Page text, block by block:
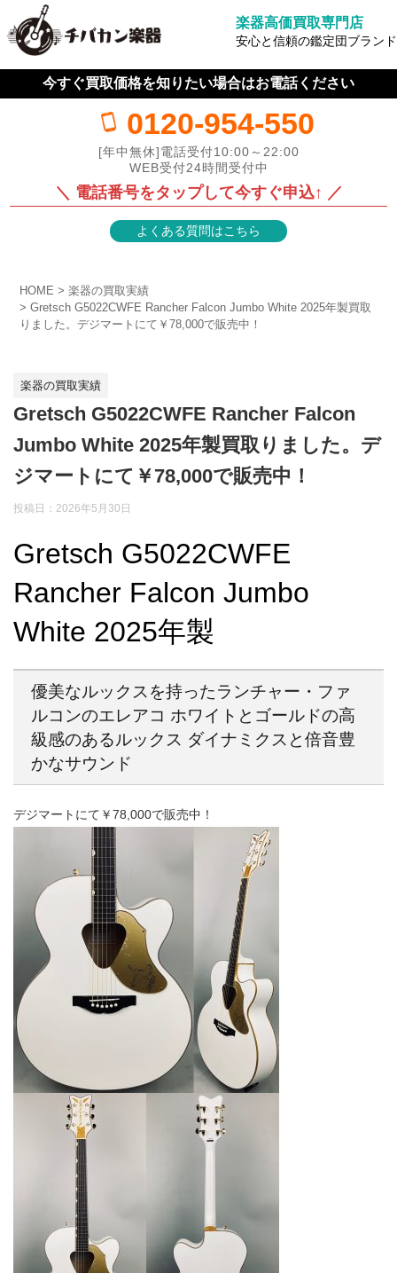
楽器高価買取専門店
安心と信頼の鑑定団ブランド
今すぐ買取価格を知りたい場合はお電話ください
0120-954-550
[年中無休]電話受付10:00～22:00
WEB受付24時間受付中
＼ 電話番号をタップして今すぐ申込↑ ／
よくある質問はこちら
HOME
楽器の買取実績
Gretsch G5022CWFE Rancher Falcon Jumbo White 2025年製買取
りました。デジマートにて￥78,000で販売中！
楽器の買取実績
Gretsch G5022CWFE Rancher Falcon
Jumbo White 2025年製買取りました。デ
ジマートにて￥78,000で販売中！
投稿日：2026年5月30日
Gretsch G5022CWFE
Rancher Falcon Jumbo
White 2025年製
優美なルックスを持ったランチャー・ファ
ルコンのエレアコ ホワイトとゴールドの高
級感のあるルックス ダイナミクスと倍音豊
かなサウンド
デジマートにて￥78,000で販売中！